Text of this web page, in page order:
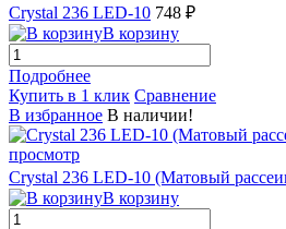
Crystal 236 LED-10 748 ₽
В корзину
Подробнее
Купить в 1 клик Сравнение
В избранное В наличии!
просмотр
Crystal 236 LED-10 (Матовый
В корзину